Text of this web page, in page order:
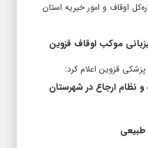
اوقاف و امور خیریه استان
موکب اوقاف قزوین
قزوین اعلام کرد:
نظام ارجاع در شهرستان
طبیعی